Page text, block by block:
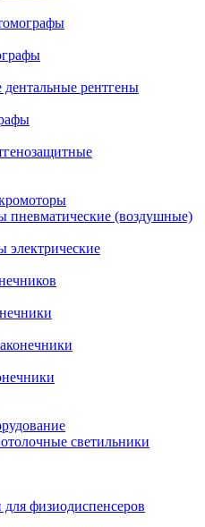
рентгены
пневматические (воздушные)
светильники
физиодиспенсеров